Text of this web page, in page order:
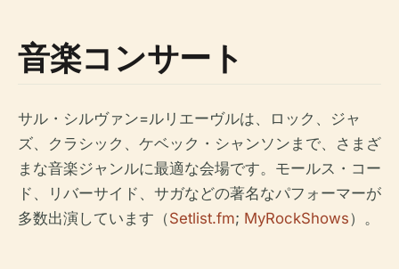
音楽コンサート
サル・シルヴァン=ルリエーヴルは、ロック、ジャ
ズ、クラシック、ケベック・シャンソンまで、さまざ
まな音楽ジャンルに最適な会場です。モールス・コー
ド、リバーサイド、サガなどの著名なパフォーマーが
多数出演しています（Setlist.fm; MyRockShows）。